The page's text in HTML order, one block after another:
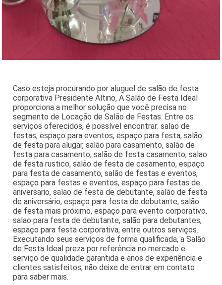
Caso esteja procurando por aluguel de salão de festa
corporativa Presidente Altino, A Salão de Festa Ideal
proporciona a melhor solução que você precisa no
segmento de Locação de Salão de Festas. Entre os
serviços oferecidos, é possível encontrar: salao de
festas, espaço para eventos, espaço para festa, salão
de festa para alugar, salão para casamento, salão de
festa para casamento, salão de festa casamento, salao
de festa rustico, salão de festa de casamento, espaço
para festa de casamento, salão de festas e eventos,
espaço para festas e eventos, espaço para festas de
aniversario, salao de festa de debutante, salão de festa
de aniversário, espaço para festa de debutante, salão
de festa mais próximo, espaço para evento corporativo,
salao para festa de debutante, salão para debutantes,
espaço para festa corporativa, entre outros serviços.
Executando seus serviços de forma qualificada, a Salão
de Festa Ideal preza por referência no mercado e
serviço de qualidade garantida e anos de experiência e
clientes satisfeitos, não deixe de entrar em contato
para saber mais.